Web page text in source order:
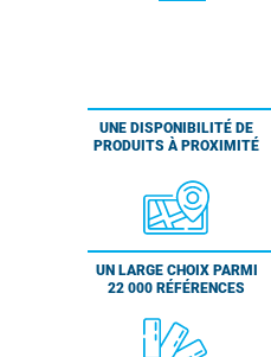
UNE DISPONIBILITÉ DE
PRODUITS À PROXIMITÉ
UN LARGE CHOIX PARMI
22 000 RÉFÉRENCES